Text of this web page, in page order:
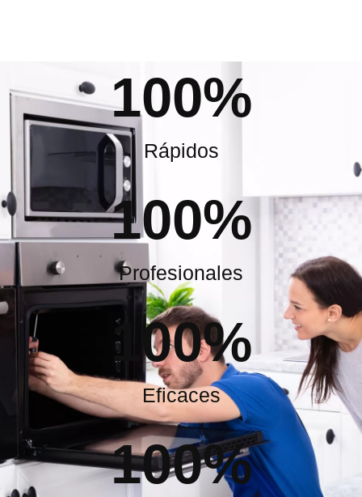
Rápidos
100%
Profesionales
100%
Eficaces
100%
100%